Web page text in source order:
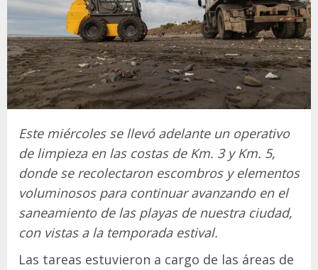
Este miércoles se llevó adelante un operativo
de limpieza en las costas de Km. 3 y Km. 5,
donde se recolectaron escombros y elementos
voluminosos para continuar avanzando en el
saneamiento de las playas de nuestra ciudad,
con vistas a la temporada estival.
Las tareas estuvieron a cargo de las áreas de